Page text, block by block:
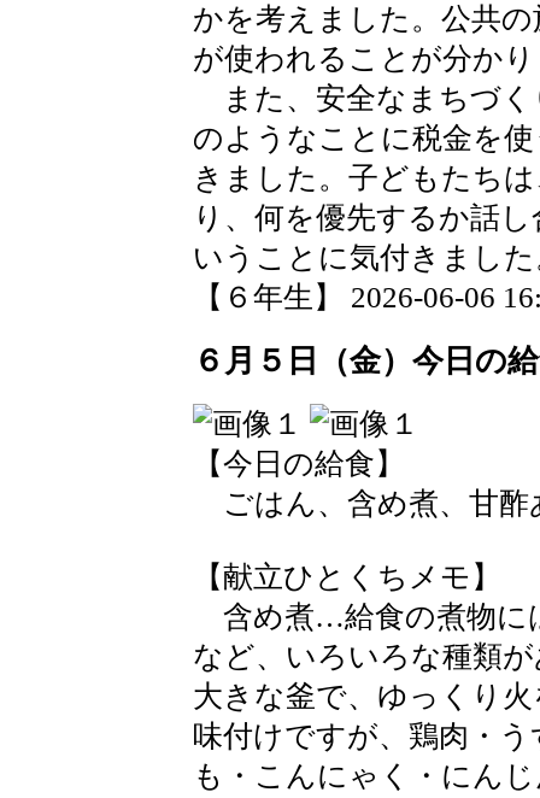
かを考えました。公共
が使われることが分か
また、安全なまちづく
のようなことに税金を
きました。子どもたち
り、何を優先するか話
いうことに気付きまし
【６年生】 2026-06-06
６月５日（金）今日の
【今日の給食】
ごはん、含め煮、甘酢
【献立ひとくちメモ】
含め煮…給食の煮物に
など、いろいろな種類
大きな釜で、ゆっくり
味付けですが、鶏肉・
も・こんにゃく・にん